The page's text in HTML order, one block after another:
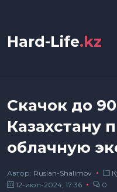
Hard-Life.kz
Скачок до
Казахстану
облачную
Автор: Ruslan-Shalimov
12-июл-2024, 17:36
0